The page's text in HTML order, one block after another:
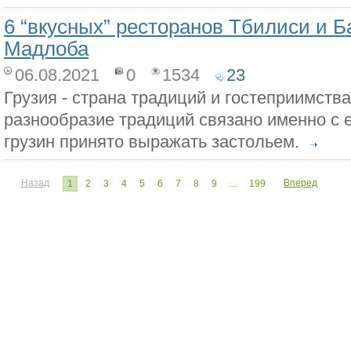
6 “вкусных” ресторанов Тбилиси и
Мадлоба
06.08.2021 0 1534
23
Грузия - страна традиций и
разнообразие традиций связано именно с
грузин принято выражать застольем.
Назад 1 2 3 4 5 6 7 8 9 ... 199 Вперед